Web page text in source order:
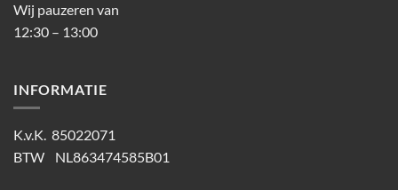
Wij pauzeren van
12:30 – 13:00
INFORMATIE
K.v.K. 85022071
BTW NL863474585B01